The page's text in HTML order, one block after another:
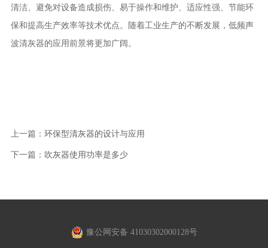
清洁、避免对设备造成损伤、易于操作和维护、适应性强、节能环
保和提高生产效率等技术优点。随着工业生产的不断发展，低频声
波清灰器的应用前景将更加广阔。
上一篇： 环保型清灰器的设计与应用
下一篇： 吹灰器使用功率是多少
豫公网安备 41030302000128号